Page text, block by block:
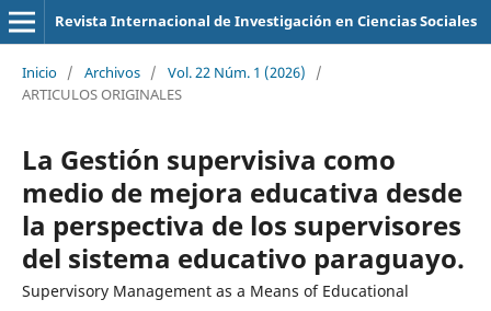
Revista Internacional de Investigación en Ciencias Sociales
Inicio / Archivos / Vol. 22 Núm. 1 (2026)
/
ARTICULOS ORIGINALES
La Gestión supervisiva como
medio de mejora educativa desde
la perspectiva de los supervisores
del sistema educativo paraguayo.
Supervisory Management as a Means of Educational